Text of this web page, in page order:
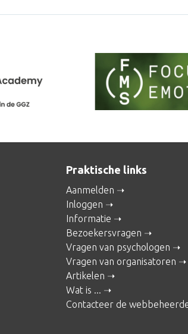
Praktische links
Aanmelden
Inloggen
Informatie
Bezoekersvragen
Vragen van psychologen
Vragen van organisatoren
Artikelen
Wat is ...
Contacteer de